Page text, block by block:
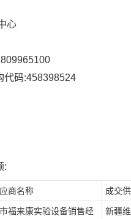
心
代码:458398524
:
商名称 成交
福来康实验设备销售经
新疆